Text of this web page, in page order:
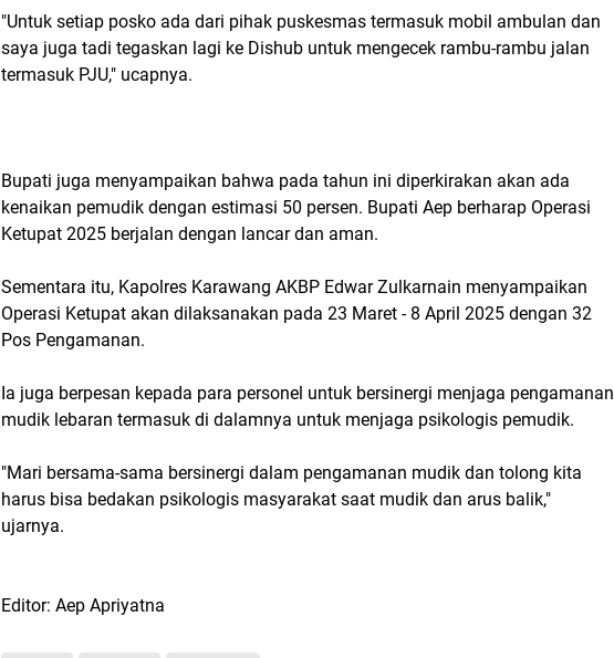
"Untuk setiap posko ada dari pihak puskesmas termasuk mobil ambulan dan
saya juga tadi tegaskan lagi ke Dishub untuk mengecek rambu-rambu jalan
termasuk PJU," ucapnya.
Bupati juga menyampaikan bahwa pada tahun ini diperkirakan akan ada
kenaikan pemudik dengan estimasi 50 persen. Bupati Aep berharap Operasi
Ketupat 2025 berjalan dengan lancar dan aman.
Sementara itu, Kapolres Karawang AKBP Edwar Zulkarnain menyampaikan
Operasi Ketupat akan dilaksanakan pada 23 Maret - 8 April 2025 dengan 32
Pos Pengamanan.
Ia juga berpesan kepada para personel untuk bersinergi menjaga pengamanan
mudik lebaran termasuk di dalamnya untuk menjaga psikologis pemudik.
"Mari bersama-sama bersinergi dalam pengamanan mudik dan tolong kita
harus bisa bedakan psikologis masyarakat saat mudik dan arus balik,"
ujarnya.
Editor: Aep Apriyatna